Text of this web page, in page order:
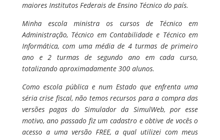
maiores Institutos Federais de Ensino Técnico do país.
Minha escola ministra os cursos de Técnico em
Administração, Técnico em Contabilidade e Técnico em
Informática, com uma média de 4 turmas de primeiro
ano e 2 turmas de segundo ano em cada curso,
totalizando aproximadamente 300 alunos.
Como escola pública e num Estado que enfrenta uma
séria crise fiscal, não temos recursos para a compra das
versões pagas do Simulador da SimulWeb, por esse
motivo, ano passado fiz um cadastro e obtive de vocês o
acesso a uma versão FREE, a qual utilizei com meus